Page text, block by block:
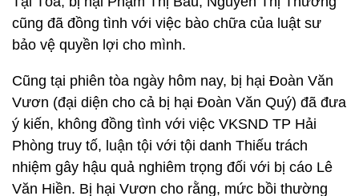
cũng đã đồng tình với việc bào chữa của luật sư
bảo vệ quyền lợi cho mình.
Cũng tại phiên tòa ngày hôm nay, bị hại Đoàn Văn
Vươn (đại diện cho cả bị hại Đoàn Văn Quý) đã đưa
ý kiến, không đồng tình với việc VKSND TP Hải
Phòng truy tố, luận tội với tội danh Thiếu trách
nhiệm gây hậu quả nghiêm trọng đối với bị cáo Lê
Văn Hiền. Bị hại Vươn cho rằng, mức bồi thường